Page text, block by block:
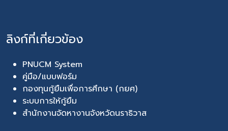
ลิงก์ที่เกี่ยวข้อง
PNUCM System
คู่มือ/แบบฟอร์ม
กองทุนกู้ยืมเพื่อการศึกษา (กยศ)
ระบบการให้กู้ยืม
สำนักงานจัดหางานจังหวัดนราธิวาส